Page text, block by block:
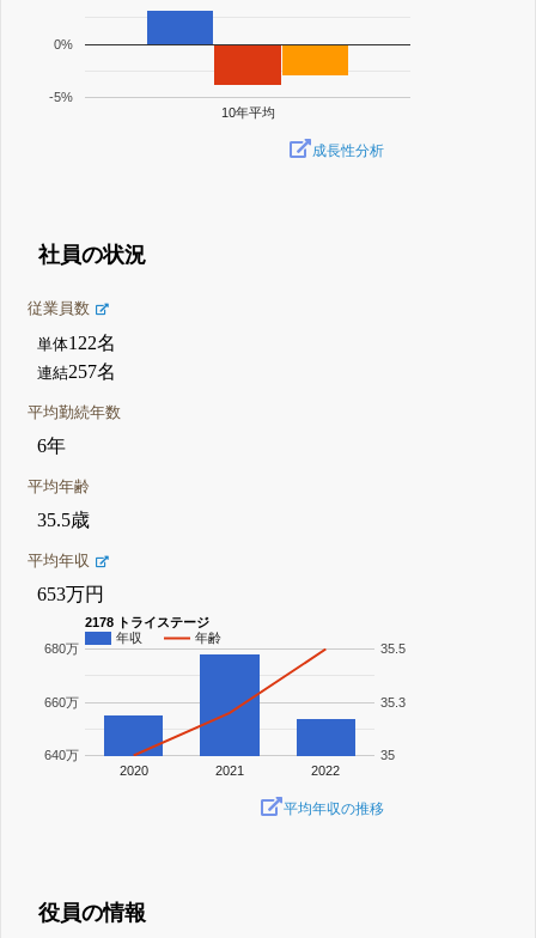
10年平均
-5%
0%
成長性分析
社員の状況
従業員数
単体122名
連結257名
平均勤続年数
6年
平均年齢
35.5歳
平均年収
653万円
2178 トライステージ
年収
年齢
2020 2021 2022
640万
660万
680万
35
35.3
35.5
平均年収の推移
役員の情報